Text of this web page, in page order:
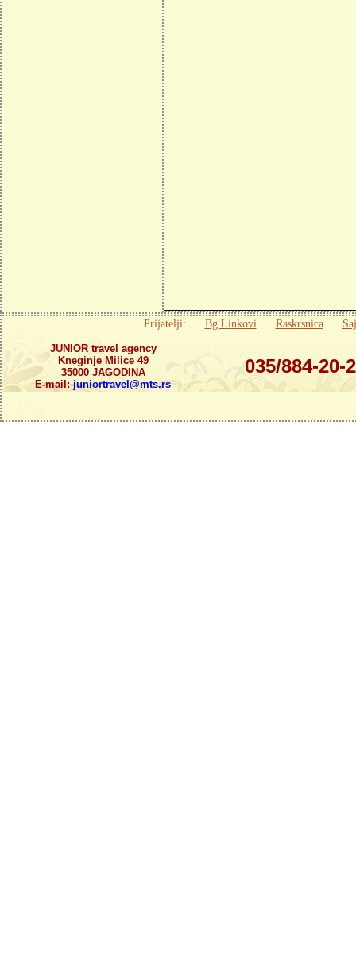
Prijatelji: Bg Linkovi Raskrsnica
JUNIOR travel agency
Kneginje Milice 49
35000 JAGODINA
E-mail:juniortravel@mts.rs
035/884-20-